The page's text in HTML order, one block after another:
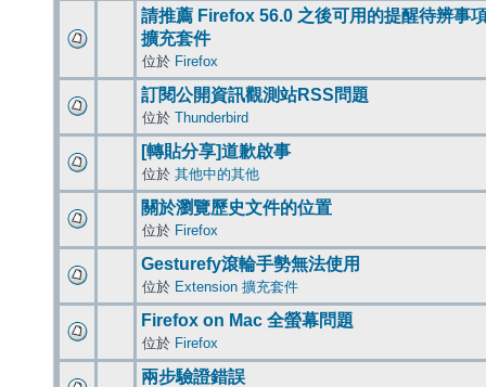
請推薦 Firefox 56.0 之後可用的提醒待辨事
擴充套件
位於 Firefox
訂閱公開資訊觀測站RSS問題
位於 Thunderbird
[轉貼分享]道歉啟事
位於 其他中的其他
關於瀏覽歷史文件的位置
位於 Firefox
Gesturefy滾輪手勢無法使用
位於 Extension 擴充套件
Firefox on Mac 全螢幕問題
位於 Firefox
兩步驗證錯誤